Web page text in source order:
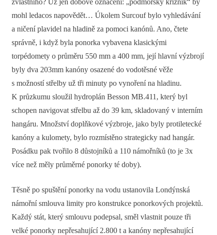
zvláštního? Už jen dobové označení: „podmořský křižník“ by
mohl ledacos napovědět… Úkolem Surcouf bylo vyhledávání
a ničení plavidel na hladině za pomoci kanónů. Ano, čtete
správně, i když byla ponorka vybavena klasickými
torpédomety o průměru 550 mm a 400 mm, její hlavní výzbrojí
byly dva 203mm kanóny osazené do vodotěsné věže
s možností střelby už tři minuty po vynoření na hladinu.
K průzkumu sloužil hydroplán Besson MB.411, který byl
schopen navigovat střelbu až do 39 km, skladovaný v interním
hangáru. Množství doplňkové výzbroje, jako byly protiletecké
kanóny a kulomety, bylo rozmístěno strategicky nad hangár.
Posádku pak tvořilo 8 důstojníků a 110 námořníků (to je 3x
více než měly průměrné ponorky té doby).
Těsně po spuštění ponorky na vodu ustanovila Londýnská
námořní smlouva limity pro konstrukce ponorkových projektů.
Každý stát, který smlouvu podepsal, směl vlastnit pouze tři
velké ponorky nepřesahující 2.800 t a kanóny nepřesahující